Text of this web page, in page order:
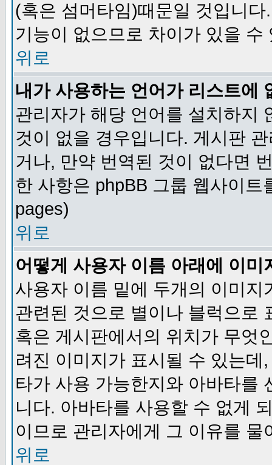
(혹은 섬머타임)때문일 것입니
기능이 없으므로 차이가 있을 수
위로
내가 사용하는 언어가 리스트에
관리자가 해당 언어를 설치하지
것이 없을 경우입니다. 게시판
거나, 만약 번역된 것이 없다면
한 사항은 phpBB 그룹 웹사이
pages)
위로
어떻게 사용자 이름 아래에 이미
사용자 이름 밑에 두개의 이미
관련된 것으로 별이나 블럭으로
혹은 게시판에서의 위치가 무엇
려진 이미지가 표시될 수 있는
타가 사용 가능한지와 아바타를
니다. 아바타를 사용할 수 없게
이므로 관리자에게 그 이유를 물
위로